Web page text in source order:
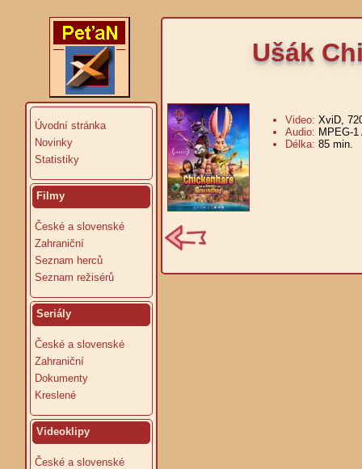
Úvodní stránka
Novinky
Statistiky
Filmy
České a slovenské
Zahraniční
Seznam herců
Seznam režisérů
Seriály
České a slovenské
Zahraniční
Dokumenty
Kreslené
Videoklipy
České a slovenské
Ušák
Video: XviD,
Audio: MPEG-
Délka: 85 min.